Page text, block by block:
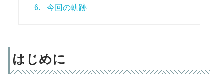
6. 今回の軌跡
はじめに